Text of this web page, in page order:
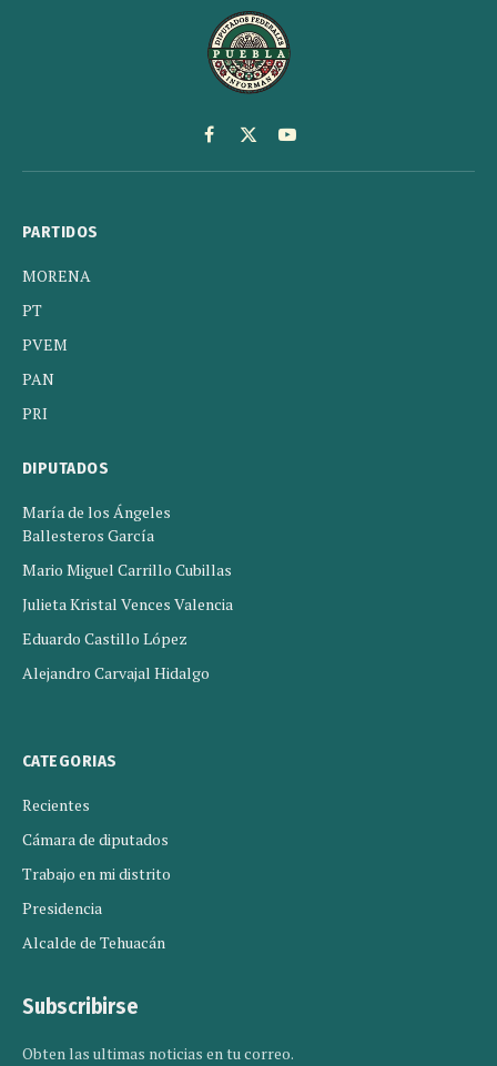
Facebook
X
(Twitter)
YouTube
PARTIDOS
MORENA
PT
PVEM
PAN
PRI
DIPUTADOS
María de los Ángeles
Ballesteros García
Mario Miguel Carrillo Cubillas
Julieta Kristal Vences Valencia
Eduardo Castillo López
Alejandro Carvajal Hidalgo
CATEGORIAS
Recientes
Cámara de diputados
Trabajo en mi distrito
Presidencia
Alcalde de Tehuacán
Subscribirse
Obten las ultimas noticias en tu correo.